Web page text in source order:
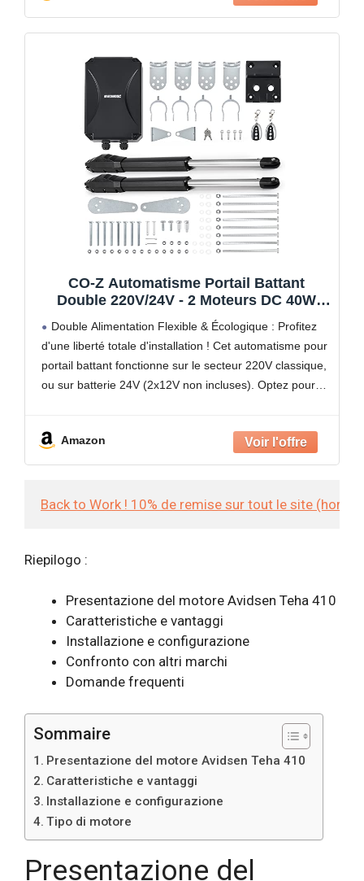
CO-Z Automatisme Portail Battant
Double 220V/24V - 2 Moteurs DC 40W
pour Vantaux Jusqu'à 400KG et 6M -
Alimentation Solaire ou Secteur - 2
Télécommandes Incluses - IP44
Double Alimentation Flexible & Écologique : Profitez
d'une liberté totale d'installation ! Cet automatisme pour
portail battant fonctionne sur le secteur 220V classique,
ou sur batterie 24V (2x12V non incluses). Optez pour
Amazon
Back to Work ! 10% de remise sur tout le site (hors
Riepilogo :
Presentazione del motore Avidsen Teha 410
Caratteristiche e vantaggi
Installazione e configurazione
Confronto con altri marchi
Domande frequenti
Sommaire
Presentazione del motore Avidsen Teha 410
Caratteristiche e vantaggi
Installazione e configurazione
Tipo di motore
Presentazione del